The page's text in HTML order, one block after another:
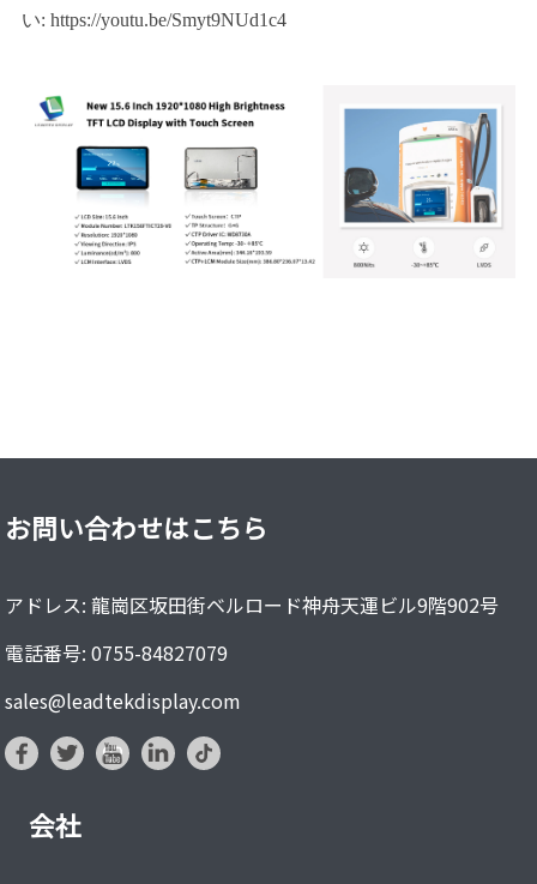
い:https://youtu.be/Smyt9NUd1c4
お問い合わせはこちら
アドレス: 龍崗区坂田街ベルロード神舟天運ビル9階902号
電話番号: 0755-84827079
sales@leadtekdisplay.com
会社